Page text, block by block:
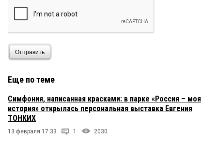
Отправить
Еще по теме
Симфония, написанная красками: в парке «Россия – моя
история» открылась персональная выставка Евгения
ТОНКИХ
13 февраля 17:33 1 2030